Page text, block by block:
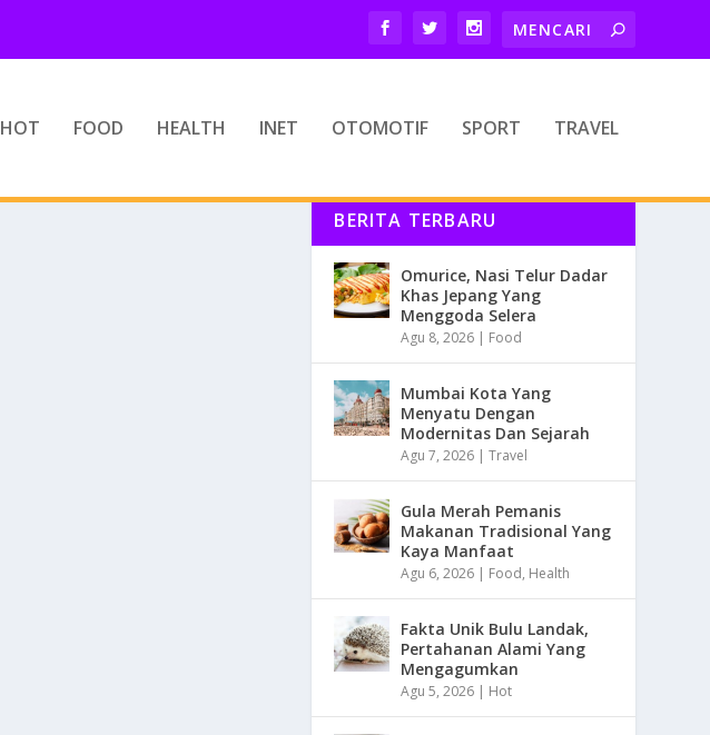
HOT FOOD HEALTH INET OTOMOTIF SPORT TRAVEL
BERITA TERBARU
Omurice, Nasi Telur Dadar
Khas Jepang Yang
Menggoda Selera
Agu 8, 2026 | Food
Mumbai Kota Yang
Menyatu Dengan
Modernitas Dan Sejarah
Agu 7, 2026 |Travel
Gula Merah Pemanis
Makanan Tradisional Yang
Kaya Manfaat
Agu 6, 2026 | Food, Health
Fakta Unik Bulu Landak,
Pertahanan Alami Yang
Mengagumkan
Agu 5, 2026 | Hot